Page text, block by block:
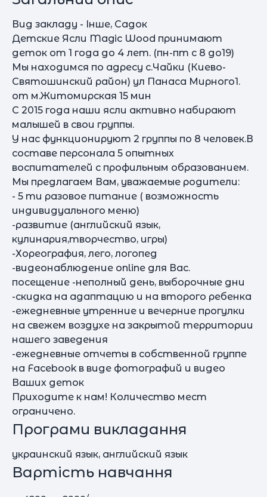
Вид закладу - Інше, Садок
Детские Ясли Magic Wood принимают
деток от 1 года до 4 лет. (пн-пт с 8 до19)
Мы находимся по адресу с.Чайки (Киево-
Святошинский район) ул Панаса Мирного1.
от м.Житомирская 15 мин
С 2015 года наши ясли активно набирают
малышей в свои группы.
У нас функционируют 2 группы по 8 человек.В
составе персонала 5 опытных
воспитателей с профильным образованием.
Мы предлагаем Вам, уважаемые родители:
- 5 ти разовое питание ( возможность
индивидуального меню)
-развитие (английский язык,
кулинария,творчество, игры)
-Хореография, лего, логопед
-видеонаблюдение online для Вас.
посещение -неполный день, выборочные дни
-скидка на адаптацию и на второго ребенка
-ежедневные утренние и вечерние прогулки
на свежем воздухе на закрытой территории
нашего заведения
-ежедневные отчеты в собственной группе
на Facebook в виде фотографий и видео
Ваших деток
Приходите к нам! Количество мест
ограничено.
Програми викладання
украинский язык, английский язык
Вартість навчання